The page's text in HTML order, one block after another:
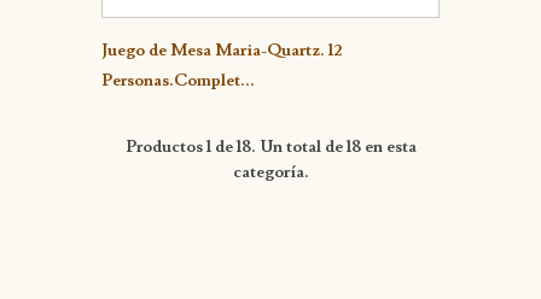
Detalle
Juego de Mesa Maria-Quartz. 12
Personas.Complet...
Productos 1 de 18. Un total de 18 en esta
categoría.